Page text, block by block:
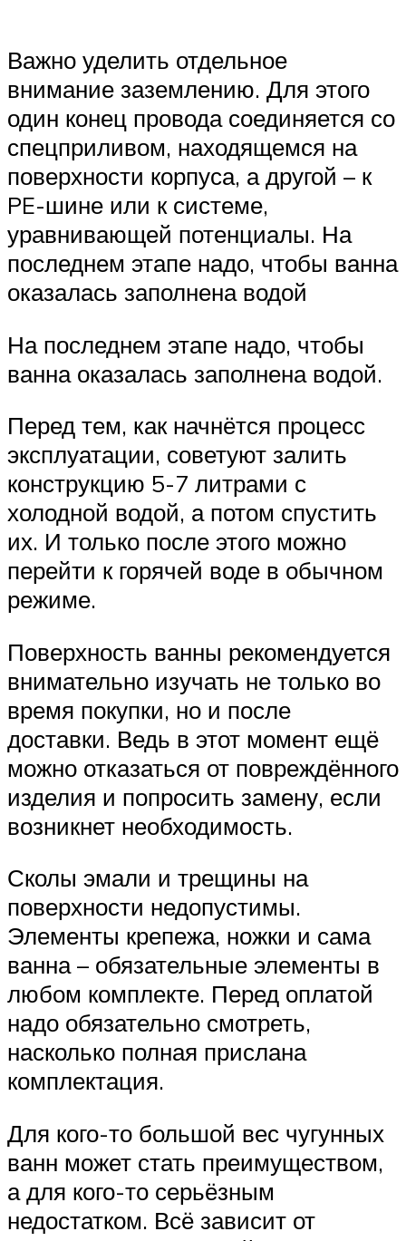
Важно уделить отдельное
внимание заземлению. Для этого
один конец провода соединяется со
спецприливом, находящемся на
поверхности корпуса, а другой – к
PE-шине или к системе,
уравнивающей потенциалы. На
последнем этапе надо, чтобы ванна
оказалась заполнена водой
На последнем этапе надо, чтобы
ванна оказалась заполнена водой.
Перед тем, как начнётся процесс
эксплуатации, советуют залить
конструкцию 5-7 литрами с
холодной водой, а потом спустить
их. И только после этого можно
перейти к горячей воде в обычном
режиме.
Поверхность ванны рекомендуется
внимательно изучать не только во
время покупки, но и после
доставки. Ведь в этот момент ещё
можно отказаться от повреждённого
изделия и попросить замену, если
возникнет необходимость.
Сколы эмали и трещины на
поверхности недопустимы.
Элементы крепежа, ножки и сама
ванна – обязательные элементы в
любом комплекте. Перед оплатой
надо обязательно смотреть,
насколько полная прислана
комплектация.
Для кого-то большой вес чугунных
ванн может стать преимуществом,
а для кого-то серьёзным
недостатком. Всё зависит от